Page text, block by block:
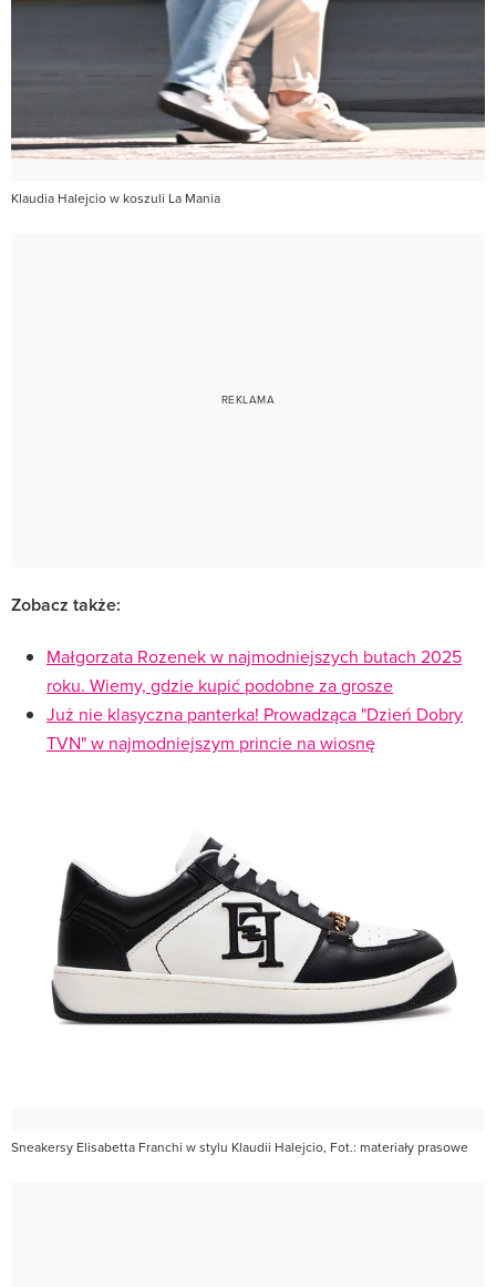
Klaudia Halejcio w koszuli La Mania
Zobacz także:
Małgorzata Rozenek w najmodniejszych butach 2025
roku. Wiemy, gdzie kupić podobne za grosze
Już nie klasyczna panterka! Prowadząca "Dzień Dobry
TVN" w najmodniejszym princie na wiosnę
Sneakersy Elisabetta Franchi w stylu Klaudii Halejcio, Fot.: materiały prasowe